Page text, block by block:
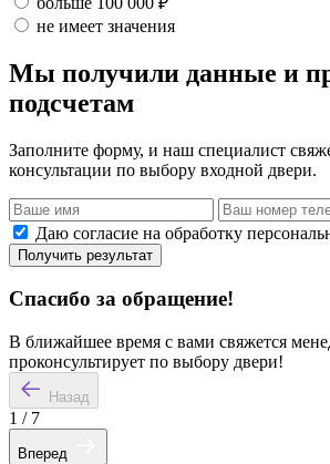
не имеет значения
Мы получили данные и
подсчетам
Заполните форму, и наш специалист
консультации по выбору входной двери.
Даю согласие на обработку
Получить результат
Спасибо за обращение!
В ближайшее время с вами свяжется
проконсультирует по выбору двери!
Назад
1 / 7
Вперед